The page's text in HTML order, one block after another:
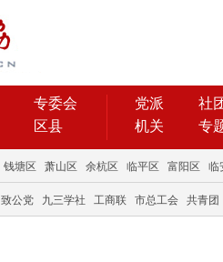
专委会
区县
党派 社
机关
专
钱塘区 萧山区 余杭区 临平区 富阳区 临
致公党 九三学社 工商联 市总工会 共青团